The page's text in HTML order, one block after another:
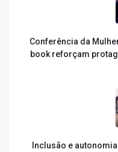
Conferência da
book reforçam
Inclusão e